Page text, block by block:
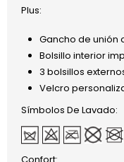
Plus:
Gancho de unión
Bolsillo interior
3 bolsillos
Velcro
Símbolos De Lavado: